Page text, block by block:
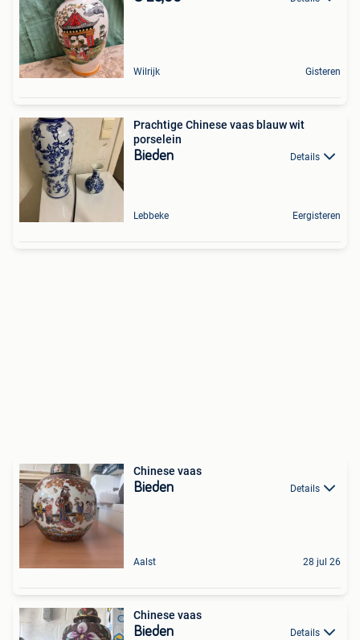
Wilrijk Gisteren
Prachtige Chinese vaas blauw wit
porselein
Bieden Details
Lebbeke Eergisteren
Chinese vaas
Bieden Details
Aalst 28 jul 26
Chinese vaas
Bieden Details